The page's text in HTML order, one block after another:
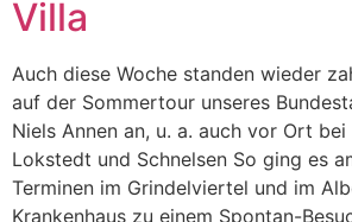
Villa
Auch diese Woche standen wieder
auf der Sommertour unseres
Niels Annen an, u. a. auch vor Ort
Lokstedt und Schnelsen So ging es
Terminen im Grindelviertel und im
Krankenhaus zu einem Spontan-